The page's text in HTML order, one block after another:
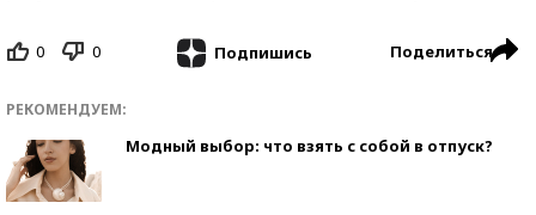
0 0 Подпишись Поделиться
РЕКОМЕНДУЕМ:
Модный выбор: что взять с собой в отпуск?